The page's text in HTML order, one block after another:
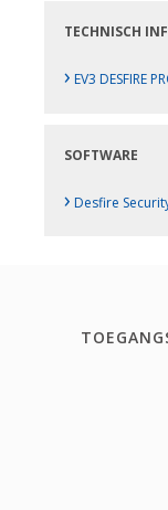
TECHNISCH
› EV3 DESFIRE
SOFTWARE
› Desfire